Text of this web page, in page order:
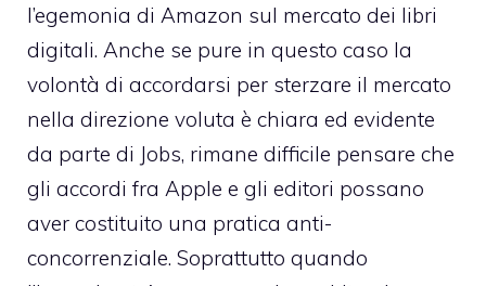
l’egemonia di Amazon sul mercato dei libri
digitali. Anche se pure in questo caso la
volontà di accordarsi per sterzare il mercato
nella direzione voluta è chiara ed evidente
da parte di Jobs, rimane difficile pensare che
gli accordi fra Apple e gli editori possano
aver costituito una pratica anti-
concorrenziale. Soprattutto quando